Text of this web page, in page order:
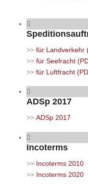
>> für Landverkehr
>> für Seefracht
>> für Luftfracht
ADSp 2017
>> ADSp 2017
Incoterms
>> Incoterms 2010
>> Incoterms 2020